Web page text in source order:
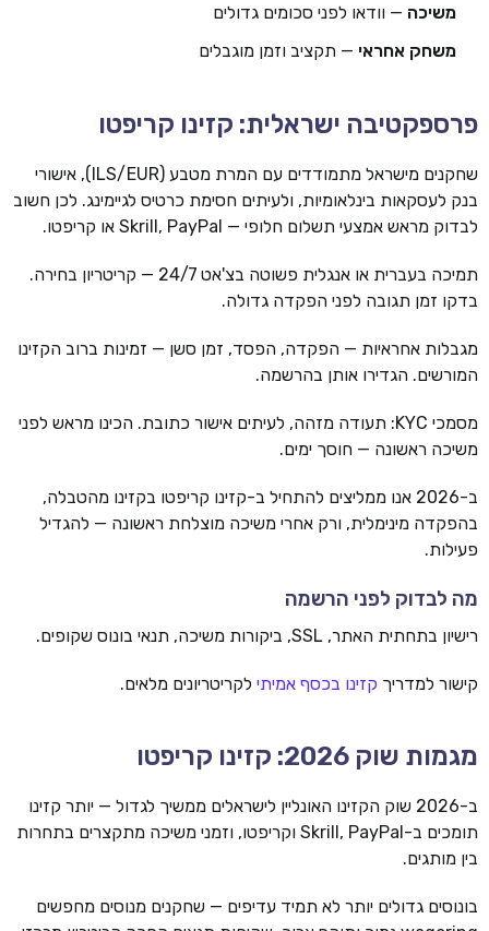
משיכה — וודאו לפני סכומים גדולים
משחק אחראי — תקציב וזמן מוגבלים
פרספקטיבה ישראלית: קזינו קריפטו
שחקנים מישראל מתמודדים עם המרת מטבע (ILS/EUR), אישורי
בנק לעסקאות בינלאומיות, ולעיתים חסימת כרטיס לגיימינג. לכן חשוב
לבדוק מראש אמצעי תשלום חלופי — Skrill, PayPal או קריפטו.
תמיכה בעברית או אנגלית פשוטה בצ'אט 24/7 — קריטריון בחירה.
בדקו זמן תגובה לפני הפקדה גדולה.
מגבלות אחראיות — הפקדה, הפסד, זמן סשן — זמינות ברוב הקזינו
המורשים. הגדירו אותן בהרשמה.
מסמכי KYC: תעודה מזהה, לעיתים אישור כתובת. הכינו מראש לפני
משיכה ראשונה — חוסך ימים.
ב-2026 אנו ממליצים להתחיל ב-קזינו קריפטו בקזינו מהטבלה,
בהפקדה מינימלית, ורק אחרי משיכה מוצלחת ראשונה — להגדיל
פעילות.
מה לבדוק לפני הרשמה
רישיון בתחתית האתר, SSL, ביקורות משיכה, תנאי בונוס שקופים.
קישור למדריך קזינו בכסף אמיתי לקריטריונים מלאים.
מגמות שוק 2026: קזינו קריפטו
ב-2026 שוק הקזינו האונליין לישראלים ממשיך לגדול — יותר קזינו
תומכים ב-Skrill, PayPal וקריפטו, וזמני משיכה מתקצרים בתחרות
בין מותגים.
בונוסים גדולים יותר לא תמיד עדיפים — שחקנים מנוסים מחפשים